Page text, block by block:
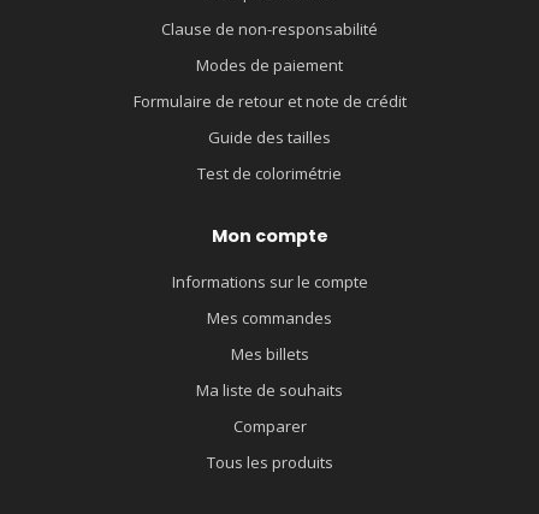
Clause de non-responsabilité
Modes de paiement
Formulaire de retour et note de crédit
Guide des tailles
Test de colorimétrie
Mon compte
Informations sur le compte
Mes commandes
Mes billets
Ma liste de souhaits
Comparer
Tous les produits